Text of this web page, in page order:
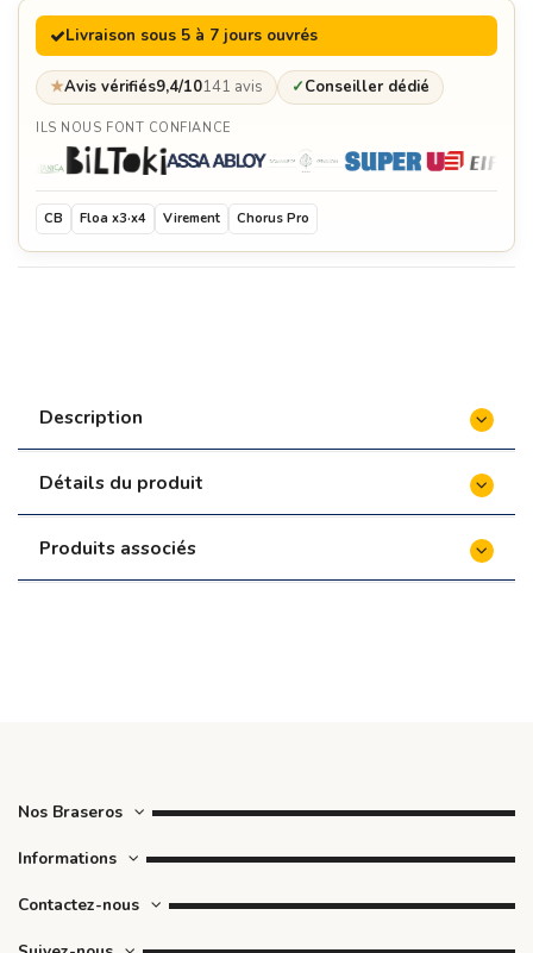
Gants de protection - Quoco 69,00 €
Cercle de protection en bois - Moyen - Quoco
Mijoteuse - Quoco
Livraison sous 5 à 7 jours ouvrés
★Avis vérifiés9,4/10141 avis ✓Conseiller dédié
ILS NOUS FONT CONFIANCE
CB Floa x3·x4 Virement Chorus Pro
Description
Détails du produit
Produits associés
Nos Braseros
Informations
Contactez-nous